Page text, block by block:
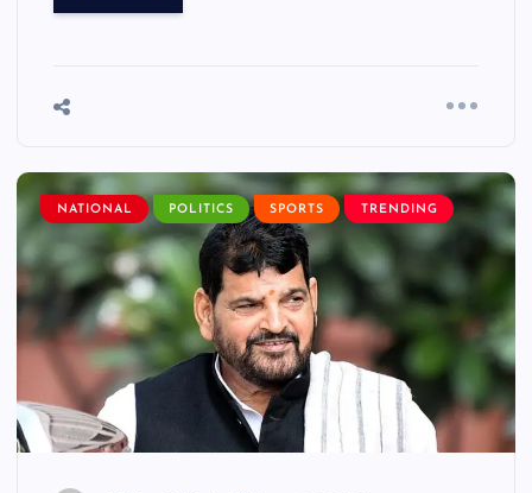
NATIONAL POLITICS SPORTS TRENDING